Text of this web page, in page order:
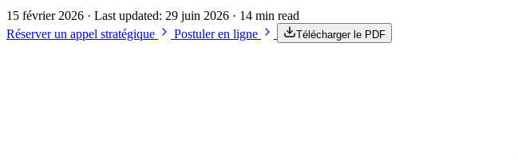
15 février 2026 · Last updated: 29 juin 2026 · 14 min read
Réserver un appel stratégique
Postuler en ligne Télécharger le PDF